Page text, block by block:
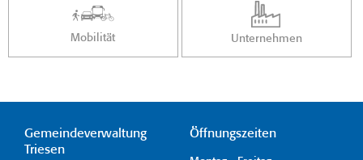
Mobilität Unternehmen
Gemeindeverwaltung
Triesen
Öffnungszeiten